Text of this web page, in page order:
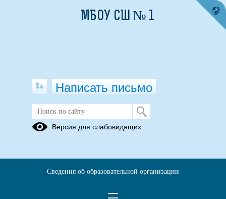
МБОУ СШ № 1
Написать письмо
Версия для слабовидящих
Сведения об образовательной организации